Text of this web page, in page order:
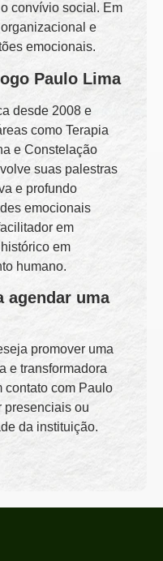
convívio social. Em
e
emocionais.
Paulo Lima
desde 2008 e
como Terapia
e Constelação
suas palestras
e profundo
emocionais
em
em
humano.
agendar uma
promover uma
e transformadora
contato com Paulo
presenciais ou
da instituição.